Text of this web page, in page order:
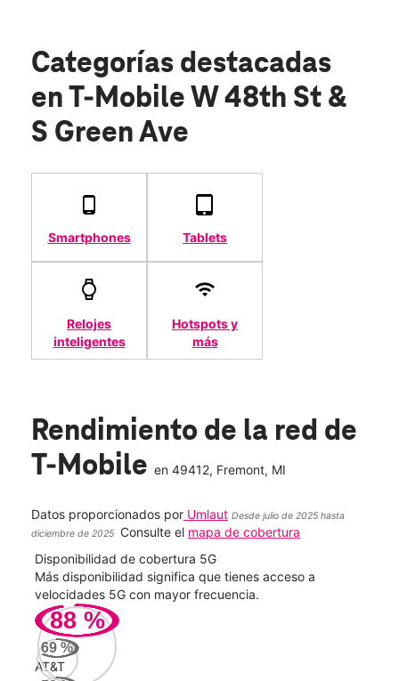
Categorías destacadas
en T-Mobile W 48th St &
S Green Ave
Smartphones Tablets
Relojes
inteligentes
Hotspots y
más
Rendimiento de la red de
T-Mobile en 49412, Fremont, MI
Datos proporcionados por Umlaut Desde julio de 2025 hasta
diciembre de 2025
Consulte el mapa de cobertura
Disponibilidad de cobertura 5G
Más disponibilidad significa que tienes acceso a
velocidades 5G con mayor frecuencia.
88 %
69 %
AT&T